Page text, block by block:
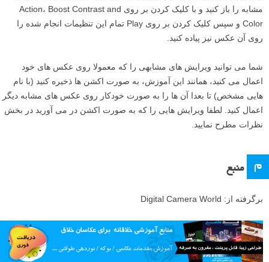
مشابه را باز کنید و با کلیک کردن بر روی Action، Boost Contrast and
Color و سپس کلیک کردن بر روی Play تمام این تنظیمات انجام شده را
روی آن عکس نیز پیاده کنید.
شما می توانید ویرایش های مشابهی را که معمولا روی عکس های خود
اعمال می کنید، همانند این آموزش، به صورت اکشن ها ذخیره کنید (با نام
هایی مشخص) تا بعدا آن ها را به صورت خودکار روی عکس های مشابه دیگر
اعمال کنید. لطفا ویرایش هایی را که به صورت اکشن در می آورید در بخش
نظرات مطرح نمایید.
م منبع
برگرفته از: Digital Camera World